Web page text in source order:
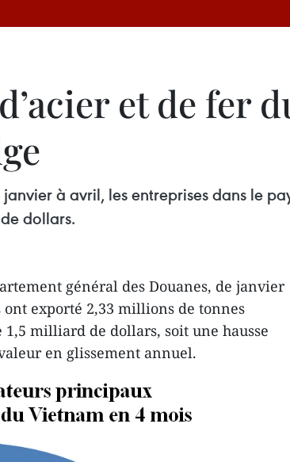
et de fer
à avril, les entreprises dans le
dollars.
général des Douanes, de janvier
exporté 2,33 millions de tonnes
milliard de dollars, soit une hausse
en glissement annuel.